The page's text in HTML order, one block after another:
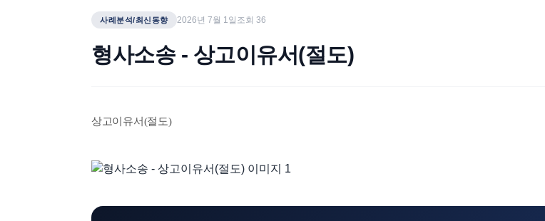
사례분석/최신동향 2026년 7월 1일 조회 36
형사소송 - 상고이유서(절도)
상고이유서(절도)